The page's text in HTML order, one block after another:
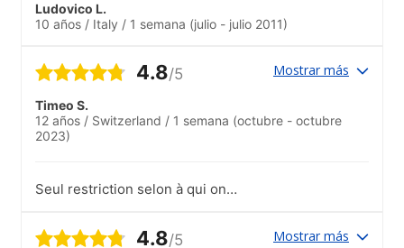
Ludovico L.
10 años / Italy / 1 semana (julio - julio 2011)
4.8/5 Mostrar más
Timeo S.
12 años / Switzerland / 1 semana (octubre - octubre
2023)
Seul restriction selon à qui on
4.8/5 Mostrar más